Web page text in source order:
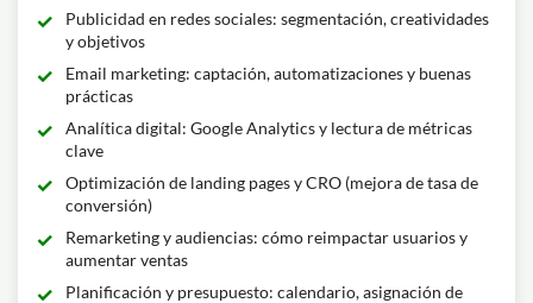
Publicidad en redes sociales: segmentación, creatividades
y objetivos
Email marketing: captación, automatizaciones y buenas
prácticas
Analítica digital: Google Analytics y lectura de métricas
clave
Optimización de landing pages y CRO (mejora de tasa de
conversión)
Remarketing y audiencias: cómo reimpactar usuarios y
aumentar ventas
Planificación y presupuesto: calendario, asignación de